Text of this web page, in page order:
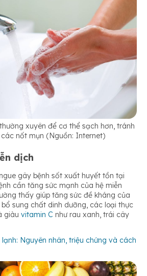
xuyên để cơ thể sạch hơn, tránh
nốt mụn (Nguồn: Internet)
dịch
gây bệnh sốt xuất huyết tồn tại
cần tăng sức mạnh của hệ miễn
thấy giúp tăng sức đề kháng của
sung chất dinh dưỡng, các loại thực
giàu vitamin C như rau xanh, trái cây
lạnh: Nguyên nhân, triệu chứng và cách